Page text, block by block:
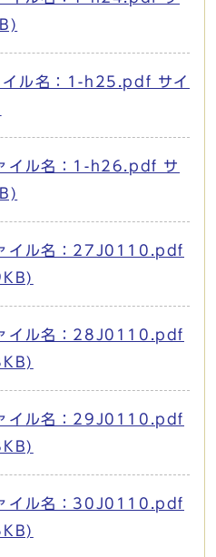
イル名：1-h25.pdf サイ
イル名：1-h26.pdf サ
イル名：27J0110.pdf
イル名：28J0110.pdf
イル名：29J0110.pdf
イル名：30J0110.pdf